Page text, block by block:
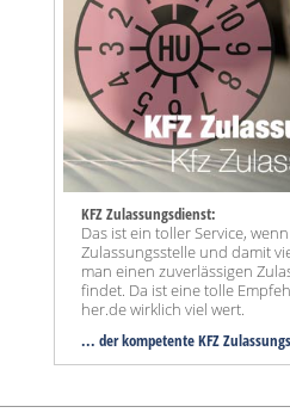
KFZ Zulassungsdienst:
Das ist ein toller Service,
Zulassungsstelle und damit
man einen zuverlässigen
findet. Da ist eine tolle
her.de wirklich viel wert.
... der kompetente KFZ